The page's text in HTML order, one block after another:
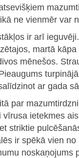
ne vienmēr var
ir arī
martā
mēnešos.
ar gada
par
ietekmes
striktie
ir spēkā vien
noskaņojums